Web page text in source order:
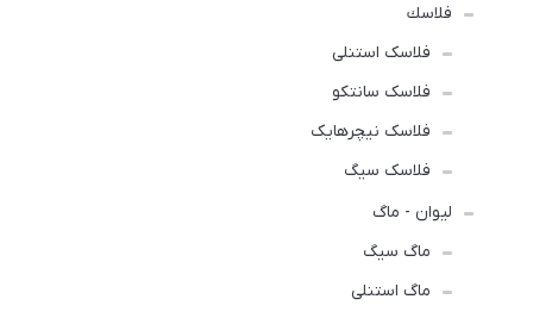
فلاسك
فلاسک استنلی
فلاسک سانتکو
فلاسک نیچرهایک
فلاسک سیگ
لیوان - ماگ
ماگ سیگ
ماگ استنلی